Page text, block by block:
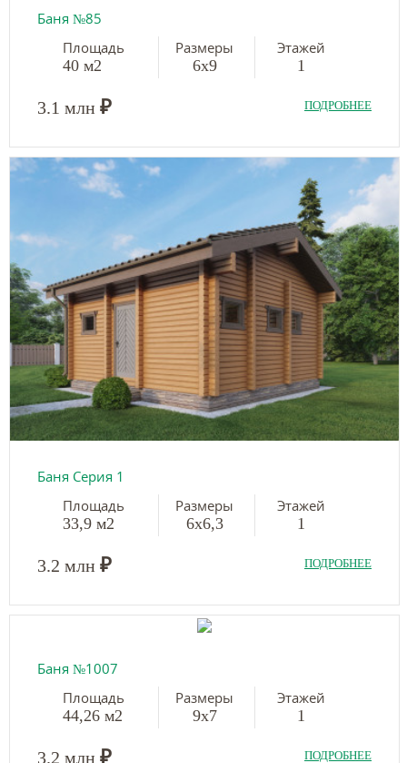
Баня №85
Площадь
40 м2
Размеры
6х9
Этажей
1
3.1 млн ₽ ПОДРОБНЕЕ
Баня Серия 1
Площадь
33,9 м2
Размеры
6х6,3
Этажей
1
3.2 млн ₽ ПОДРОБНЕЕ
Баня №1007
Площадь
44,26 м2
Размеры
9х7
Этажей
1
3.2 млн ₽ ПОДРОБНЕЕ